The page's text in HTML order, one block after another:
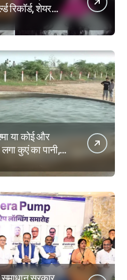
रिकॉर्ड, शेयर
या कोई और
कुएं का पानी,